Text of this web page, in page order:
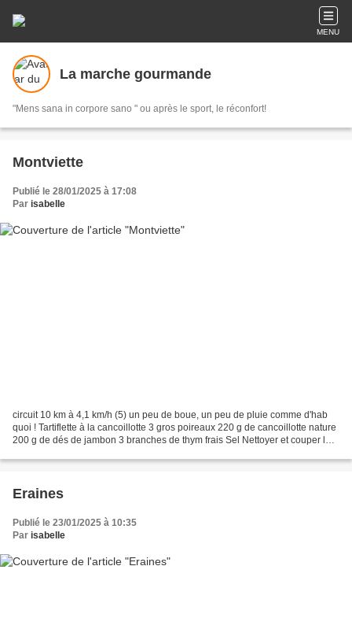
MENU
La marche gourmande
"Mens sana in corpore sano " ou après le sport, le réconfort!
Montviette
Publié le 28/01/2025 à 17:08
Par isabelle
circuit 10 km à 4,1 km/h (5) un peu de boue, un peu de pluie comme d'hab
quoi ! Tartiflette à la cancoillotte 3 gros poireaux 220 g de cancoillotte nature
200 g de dés de jambon 3 branches de thym frais Sel Nettoyer et couper les
Eraines
Publié le 23/01/2025 à 10:35
Par isabelle